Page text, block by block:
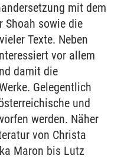
mit dem
Shoah sowie die
Texte. Neben
vor allem
damit die
Gelegentlich
und
werden. Näher
von Christa
Maron bis Lutz